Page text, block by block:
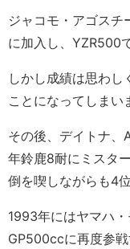
ジャコモ・アゴスチ
に加入し、YZR500
しかし成績は思わし
ことになってしまい
その後、デイトナ、
年鈴鹿8耐にミスタ
倒を喫しながらも4
1993年にはヤマハ
GP500ccに再度参戦